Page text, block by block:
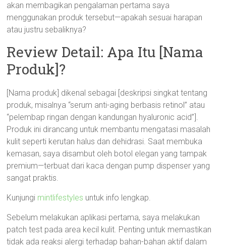
akan membagikan pengalaman pertama saya
menggunakan produk tersebut—apakah sesuai harapan
atau justru sebaliknya?
Review Detail: Apa Itu [Nama
Produk]?
[Nama produk] dikenal sebagai [deskripsi singkat tentang
produk, misalnya “serum anti-aging berbasis retinol” atau
“pelembap ringan dengan kandungan hyaluronic acid”].
Produk ini dirancang untuk membantu mengatasi masalah
kulit seperti kerutan halus dan dehidrasi. Saat membuka
kemasan, saya disambut oleh botol elegan yang tampak
premium—terbuat dari kaca dengan pump dispenser yang
sangat praktis.
Kunjungi mintlifestyles untuk info lengkap.
Sebelum melakukan aplikasi pertama, saya melakukan
patch test pada area kecil kulit. Penting untuk memastikan
tidak ada reaksi alergi terhadap bahan-bahan aktif dalam